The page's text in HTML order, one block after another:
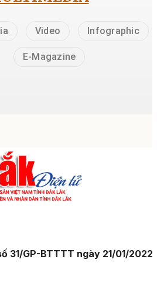
Video Infographic
E-Magazine
31/GP-BTTTT ngày 21/01/2022